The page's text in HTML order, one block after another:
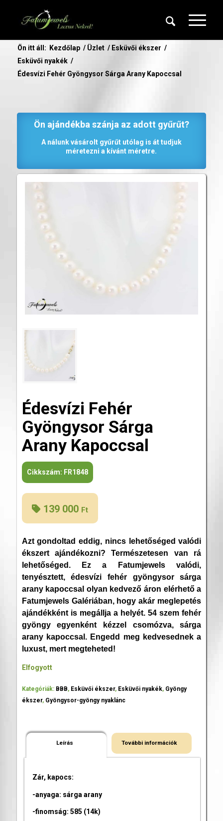
Ön itt áll: Kezdőlap / Üzlet / Esküvői ékszer /
Esküvői nyakék /
Édesvízi Fehér Gyöngysor Sárga Arany Kapoccsal
Ön ajándékba szánja az adott gyűrűt?
A nálunk vásárolt gyűrűt utólag is át tudjuk
méretezni a kívánt méretre.
Édesvízi Fehér
Gyöngysor Sárga
Arany Kapoccsal
Cikkszám: FR1848
139 000 Ft
Azt gondoltad eddig, nincs lehetőséged valódi
ékszert ajándékozni? Természetesen van rá
lehetőséged. Ez a Fatumjewels valódi,
tenyésztett, édesvízi fehér gyöngysor sárga
arany kapoccsal olyan kedvező áron elérhető a
Fatumjewels Galériában, hogy akár meglepetés
ajándékként is megállja a helyét. 54 szem fehér
gyöngy egyenként kézzel csomózva, sárga
arany kapoccsal. Engedd meg kedvesednek a
luxust, mert megteheted!
Elfogyott
Kategóriák: BBB, Esküvői ékszer, Esküvői nyakék, Gyöngy
ékszer, Gyöngysor-gyöngy nyaklánc
Leírás További információk
Zár, kapocs:
-anyaga: sárga arany
-finomság: 585 (14k)